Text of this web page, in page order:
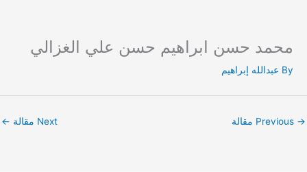
content
محمد حسن ابراهيم حسن علي الغزالي
By عبدالله إبراهيم
→ Next مقالة ←